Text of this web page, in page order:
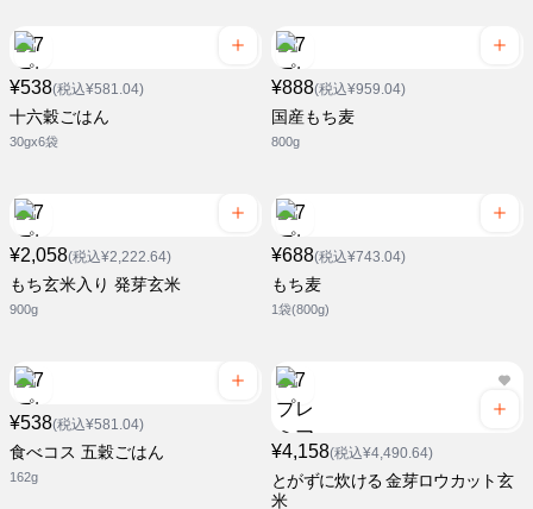
¥538(税込¥581.04)
十六穀ごはん
30gx6袋
¥888(税込¥959.04)
国産もち麦
800g
¥2,058(税込¥2,222.64)
もち玄米入り 発芽玄米
900g
¥688(税込¥743.04)
もち麦
1袋(800g)
¥538(税込¥581.04)
食べコス 五穀ごはん
162g
¥4,158(税込¥4,490.64)
とがずに炊ける 金芽ロウカット玄
米